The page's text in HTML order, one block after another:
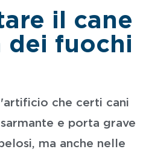
il cane
dei fuochi
che certi cani
e porta grave
ma anche nelle